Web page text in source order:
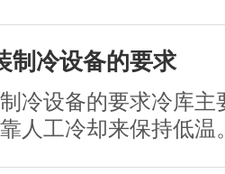
制冷设备的要求
冷设备的要求冷库主
人工冷却来保持低温